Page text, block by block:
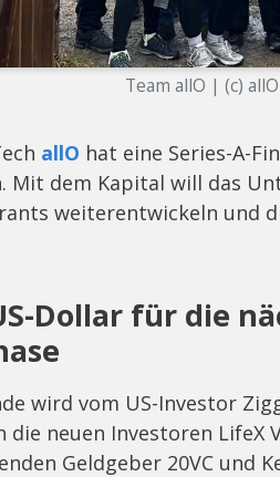
Team allO | (c) allO
allO hat eine Series-A-
Mit dem Kapital will das
weiterentwickeln und
Dollar für die
wird vom US-Investor
die neuen Investoren LifeX
Geldgeber 20VC und